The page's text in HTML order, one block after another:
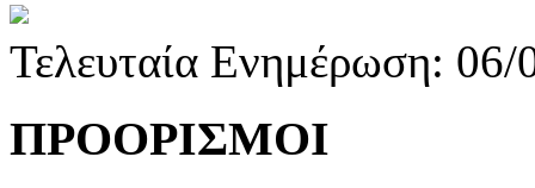
Τελευταία Ενημέρωση:
ΠΡΟΟΡΙΣΜΟΙ